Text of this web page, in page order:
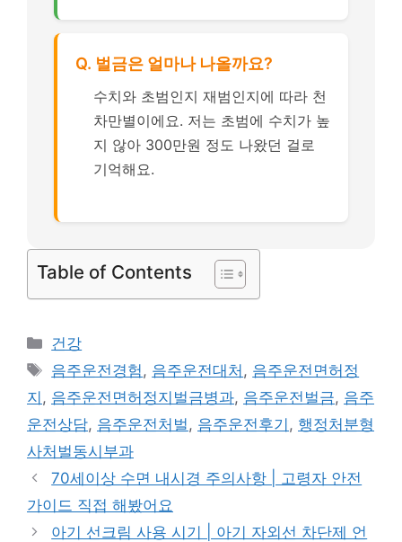
Q. 벌금은 얼마나 나올까요?
수치와 초범인지 재범인지에 따라 천
차만별이에요. 저는 초범에 수치가 높
지 않아 300만원 정도 나왔던 걸로
기억해요.
Table of Contents
카
테
리
건강
태
그
음주운전경험, 음주운전대처 , 음주운전면허정
지 , 음주운전면허정지벌금병과, 음주운전벌금, 음주
운전상담, 음주운전처벌, 음주운전후기 , 행정처분형
사처벌동시부과
70세이상 수면 내시경 주의사항 | 고령자 안전
가이드 직접 해봤어요
아기 선크림 사용 시기 | 아기 자외선 차단제 언